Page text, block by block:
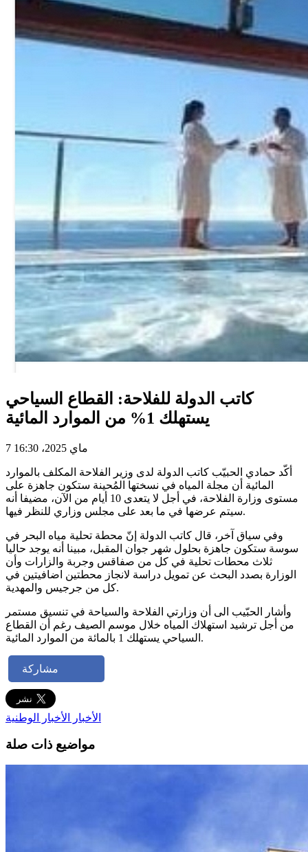
كاتب الدولة للفلاحة: القطاع السياحي
يستهلك 1% من الموارد المائية
7 ماي 2025، 16:30
أكّد حمادي الحبيّب كاتب الدولة لدى وزير الفلاحة المكلف بالموارد
المائية أن مجلة المياه في نسختها المُحينة ستكون جاهزة على
مستوى وزارة الفلاحة، في أجل لا يتعدى 10 أيام من الآن، مضيفا أنه
سيتم عرضها في ما بعد على مجلس وزاري للنظر فيها.
وفي سياق آخر، قال كاتب الدولة إنّ محطة تحلية مياه البحر في
سوسة ستكون جاهزة بحلول شهر جوان المقبل، مبينا أنه يوجد حاليا
ثلاث محطات تحلية في كل من صفاقس وجربة والزارات وأن
الوزارة بصدد البحث عن تمويل دراسة لانجاز محطتين اضافيتين في
كل من جرجيس والمهدية.
وأشار الحبّيب الى أن وزارتي الفلاحة والسياحة في تنسيق مستمر
من أجل ترشيد استهلاك المياه خلال موسم الصيف رغم أن القطاع
السياحي يستهلك 1 بالمائة من الموارد المائية.
مشاركة
الأخبار الأخبار الوطنية
مواضيع ذات صلة